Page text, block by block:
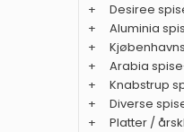
+
Desiree
+
Aluminia
+
+
Arabia
+
Knabstrup
+
Diverse
+
Platter /